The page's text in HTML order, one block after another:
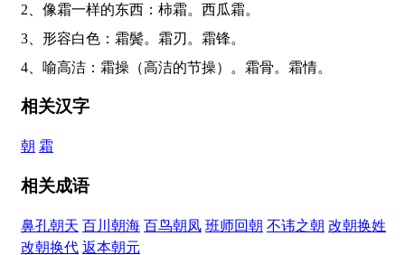
2、像霜一样的东西：柿霜。西瓜霜。
3、形容白色：霜鬓。霜刃。霜锋。
4、喻高洁：霜操（高洁的节操）。霜骨。霜情。
相关汉字
朝 霜
相关成语
鼻孔朝天 百川朝海 百鸟朝凤 班师回朝 不讳之朝 改朝换姓
改朝换代 返本朝元